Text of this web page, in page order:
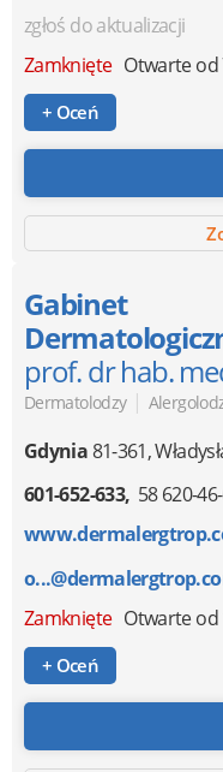
zgłoś do aktualizacji
Zamknięte Otwarte od
+ Oceń
Gabinet
prof. dr hab.
Dermatolodzy |
Gdynia81-361,
601-652-633 58 620-
Zamknięte Otwarte od
+ Oceń